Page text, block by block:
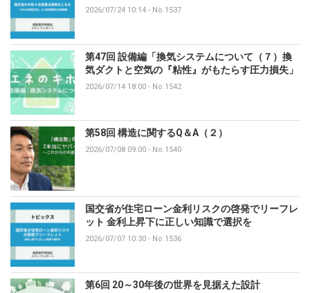
2026/07/24 10:14 - No.1537
第47回 設備編「換気システムについて（７）換
気ダクトと空気の『粘性』がもたらす圧力損失」
2026/07/14 18:00 - No.1542
第58回 構造に関するQ＆A（２）
2026/07/08 09:00 - No.1540
国交省が住宅ローン金利リスクの啓発でリーフレ
ット 金利上昇下に正しい知識で選択を
2026/07/07 10:30 - No.1536
第6回 20～30年後の世界を見据えた設計